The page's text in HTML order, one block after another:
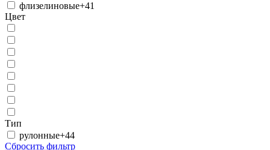
флизелиновые+41
Цвет
Тип
рулонные+44
Сбросить фильтр